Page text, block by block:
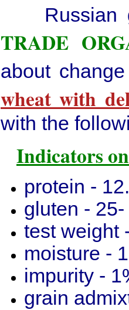
Russian
TRADE
about
wheat with
with the
Indicators
protein -
gluten -
test weight
moisture -
impurity -
grain